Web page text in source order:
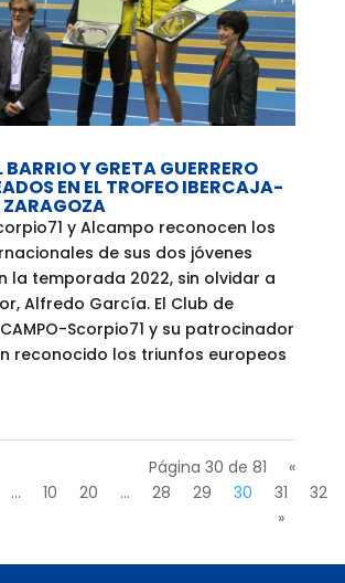
BARRIO Y GRETA GUERRERO
EN EL TROFEO IBERCAJA-
y Alcampo reconocen los
de sus dos jóvenes
la temporada 2022, sin olvidar a
Alfredo García. El Club de
Scorpio71 y su patrocinador
reconocido los triunfos europeos
Página 30 de 81
«
... 10 20 ... 28 29 30 31
32
»